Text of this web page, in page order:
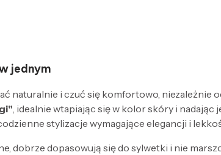
jednym
naturalnie i czuć się komfortowo, niezależnie
, idealnie wtapiając się w kolor skóry i nadając
stylizacje wymagające elegancji i
dobrze dopasowują się do sylwetki i nie